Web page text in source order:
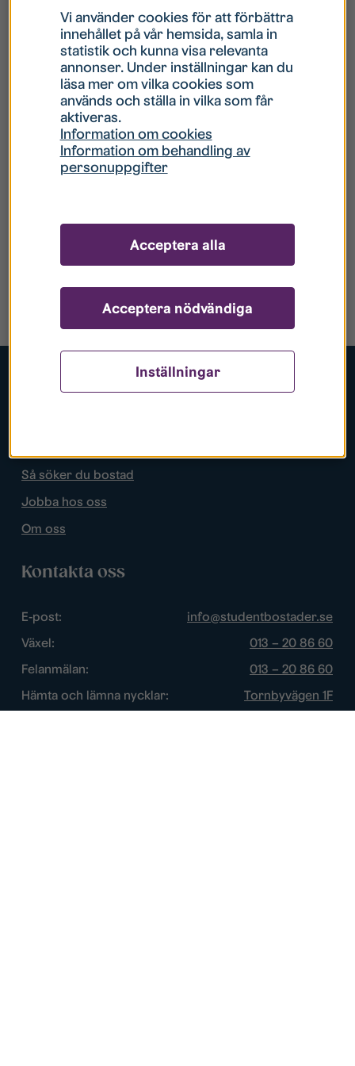
Populära sidor
Så söker du bostad
Jobba hos oss
Om oss
Kontakta oss
E-post:
info@studentbostader.se
Växel:
013 – 20 86 60
Felanmälan:
013 – 20 86 60
Hämta och lämna nycklar:
Tornbyvägen 1F
Vi använder cookies för att förbättra
innehållet på vår hemsida, samla in
statistik och kunna visa relevanta
annonser. Under inställningar kan du
läsa mer om vilka cookies som
används och ställa in vilka som får
aktiveras.
Information om cookies
Information om behandling av
personuppgifter
Inställningar
Acceptera nödvändiga
Acceptera alla